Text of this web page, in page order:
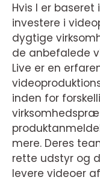
Hvis I er
investere i
dygtige
de anbefalede
Live er en
inden for
mere. Deres
rette udstyr og
levere videoer